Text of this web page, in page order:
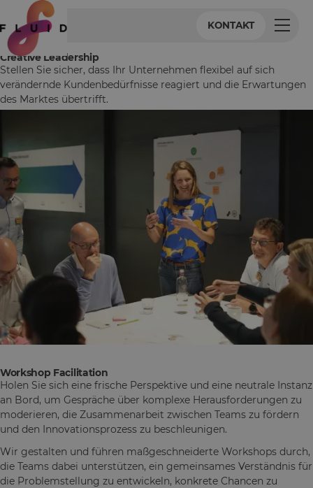
KONTAKT
Creative Leadership
Stellen Sie sicher, dass Ihr Unternehmen flexibel auf sich
verändernde Kundenbedürfnisse reagiert und die Erwartungen
des Marktes übertrifft.
Workshop Fac ilitation
Holen Sie sich eine frische Perspektive und eine neutrale Instanz
an Bord, um Gespräche über komplexe Herausforderungen zu
moderieren, die Zusammenarbeit zwischen Teams zu fördern
und den Innovationsprozess zu beschleunigen.
Wir gestalten und führen maßgeschneiderte Workshops durch,
die Teams dabei unterstützen, ein gemeinsames Verständnis für
die Problemstellung zu entwickeln, konkrete Chancen zu